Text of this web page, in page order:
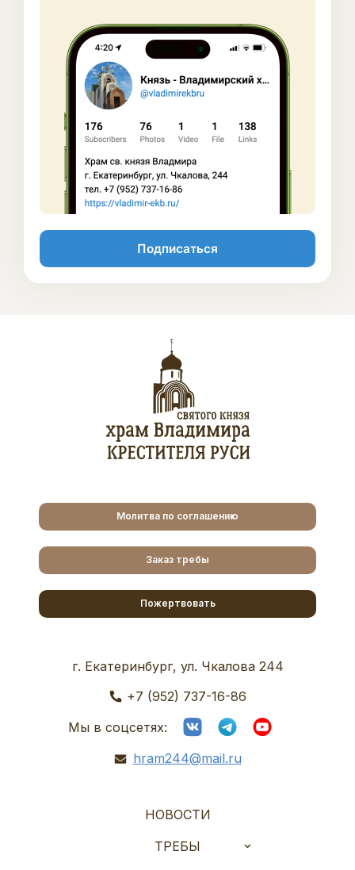
Подписаться
Молитва по соглашению
Заказ требы
Пожертвовать
г. Екатеринбург, ул. Чкалова 244
+7 (952) 737-16-86
Мы в соцсетях:
hram244@mail.ru
НОВОСТИ
ТРЕБЫ